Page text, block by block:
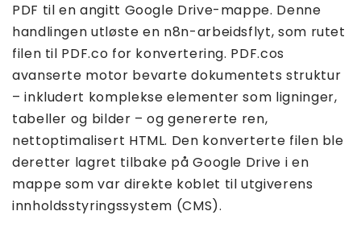
PDF til en angitt Google Drive-mappe. Denne
handlingen utløste en n8n-arbeidsflyt, som rutet
filen til PDF.co for konvertering. PDF.cos
avanserte motor bevarte dokumentets struktur
– inkludert komplekse elementer som ligninger,
tabeller og bilder – og genererte ren,
nettoptimalisert HTML. Den konverterte filen ble
deretter lagret tilbake på Google Drive i en
mappe som var direkte koblet til utgiverens
innholdsstyringssystem (CMS).